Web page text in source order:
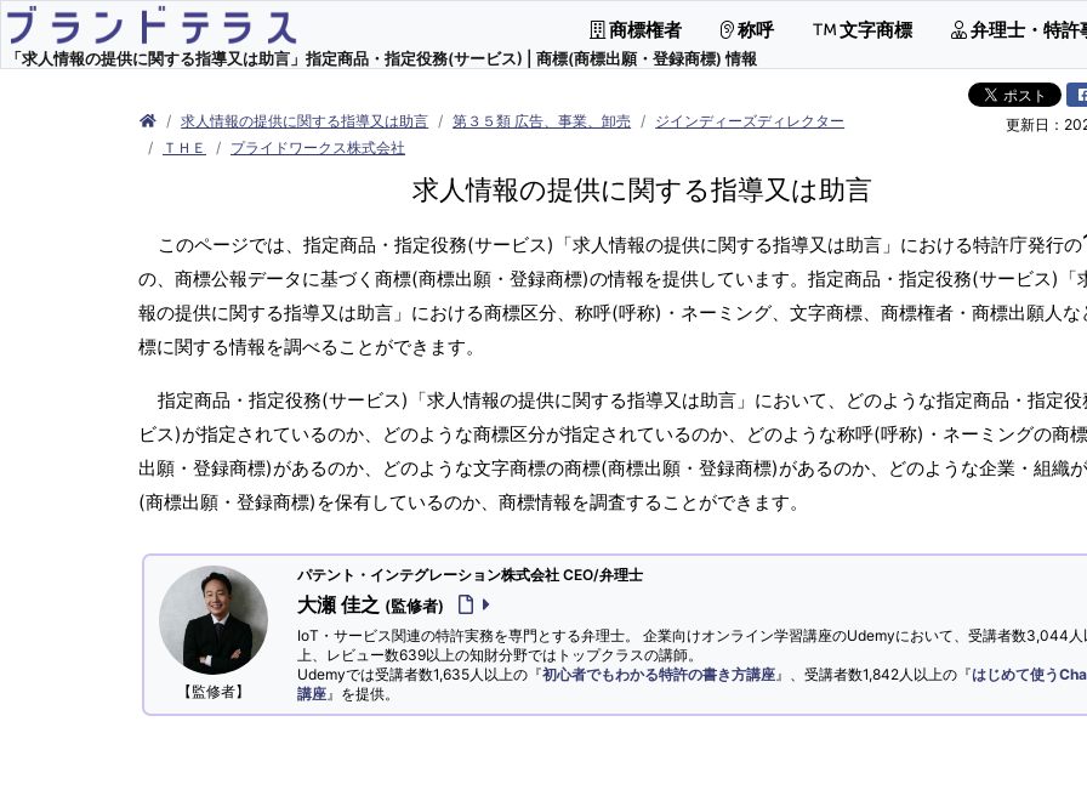
「求人情報の提供に関する指導又は助言」指定商品・指定役務(サービス) | 商標(商標出願・登録商標) 情報
商標権者 称呼 文字商標 弁理士・特許
求人情報の提供に関する指導又は助言 第３５類 広告、事業、卸売
ジインディーズディレクター
ＴＨＥ
プライドワークス株式会社
更新日：
求人情報の提供に関する指導又は助言
このページでは、指定商品・指定役務(サービス)「求人情報の提供に関する指導又は助言」における特許庁発行の
の、商標公報データに基づく商標(商標出願・登録商標)の情報を提供しています。指定商品・指定役務(サービス)「
報の提供に関する指導又は助言」における商標区分、称呼(呼称)・ネーミング、文字商標、商標権者・商標出願人な
標に関する情報を調べることができます。
指定商品・指定役務(サービス)「求人情報の提供に関する指導又は助言」において、どのような指定商品・指定
ビス)が指定されているのか、どのような商標区分が指定されているのか、どのような称呼(呼称)・ネーミングの商
出願・登録商標)があるのか、どのような文字商標の商標(商標出願・登録商標)があるのか、どのような企業・組織
(商標出願・登録商標)を保有しているのか、商標情報を調査することができます。
【監修者】
パテント・インテグレーション株式会社 CEO/弁理士
大瀬 佳之 (監修者)
IoT・サービス関連の特許実務を専門とする弁理士。 企業向けオンライン学習講座のUdemyにおいて、受講者数3,044人
上、レビュー数639以上の知財分野ではトップクラスの講師。
Udemyでは受講者数1,635人以上の『初心者でもわかる特許の書き方講座 』、受講者数1,842人以上の『はじめて使う
講座 』を提供。